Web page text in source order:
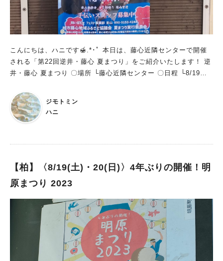
こんにちは、ハニです🍯.*･ﾟ 本日は、藤心近隣センターで開催
される「第22回逆井・藤心 夏まつり」をご紹介いたします！ 逆
井・藤心 夏まつり 〇場所 └藤心近隣センター 〇日程 └8/19
00 子どもみこし 16:00～19:00 ゲームコーナー ・しゃてき
・わなげ ・スーパーボールすくい (各100円) 17:00～20:00 盆
踊り 藤心近隣センターまでは、徒歩又は自転車での来場となっ
思いっきりお祭りを楽しみたいですね♪ 最後までご覧いただき、
ジモトミン
ハニ
【柏】〈8/19(土)・20(日)〉4年ぶりの開催！明
原まつり 2023